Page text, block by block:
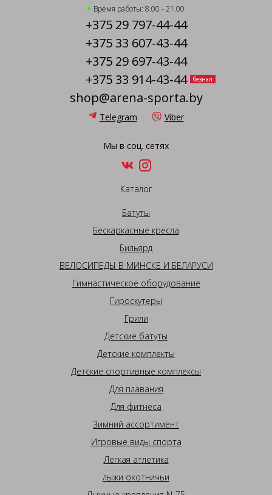
Время работы: 8.00 - 21.00
+375 29 797-44-44
+375 33 607-43-44
+375 29 697-43-44
+375 33 914-43-44
безнал
shop@arena-sporta.by
Telegram Viber
Мы в соц. сетях
Каталог
Батуты
Бескаркасные кресла
Бильярд
ВЕЛОСИПЕДЫ В МИНСКЕ И БЕЛАРУСИ
Гимнастическое оборудование
Гироскутеры
Грили
Детские батуты
Детские комплекты
Детские спортивные комплексы
Для плавания
Для фитнеса
Зимний ассортимент
Игровые виды спорта
Легкая атлетика
лыжи охотничьи